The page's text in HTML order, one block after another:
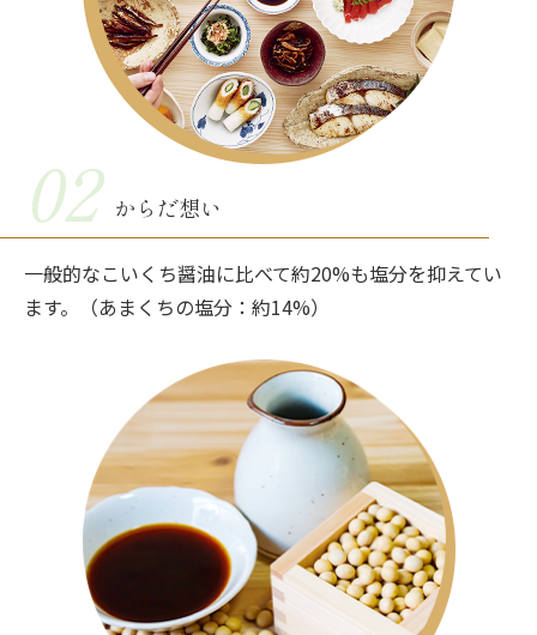
からだ想い
02
一般的なこいくち醤油に比べて約20%も塩分を抑えてい
ます。（あまくちの塩分：約14%）